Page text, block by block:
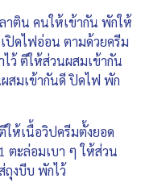
าติน คนให้เข้ากัน พักให้
ปิดไฟอ่อน ตามด้วยครีม
ว้ ตีให้ส่วนผสมเข้ากัน
สมเข้ากันดี ปิดไฟ พัก
ให้เนื้อวิปครีมตั้งยอด
ตะล่อมเบา ๆ ให้ส่วน
ถุงบีบ พักไว้